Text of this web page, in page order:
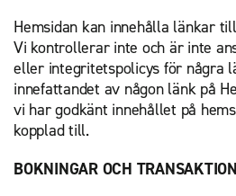
Hemsidan kan innehålla länkar
Vi kontrollerar inte och är inte
eller integritetspolicys för några
innefattandet av någon länk på
vi har godkänt innehållet på
kopplad till.
BOKNINGAR OCH